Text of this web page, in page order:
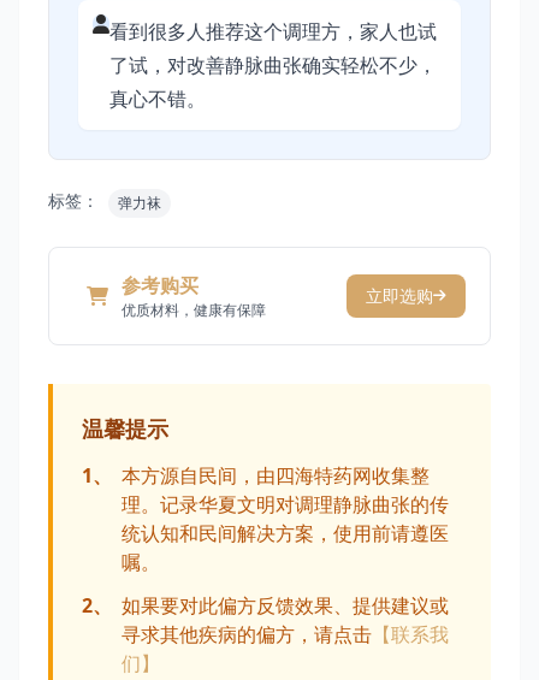
看到很多人推荐这个调理方，家人也试
了试，对改善静脉曲张确实轻松不少，
真心不错。
标签： 弹力袜
参考购买
优质材料，健康有保障
立即选购
温馨提示
1、
本方源自民间，由四海特药网收集整
理。记录华夏文明对调理静脉曲张的传
统认知和民间解决方案，使用前请遵医
嘱。
2、
如果要对此偏方反馈效果、提供建议或
寻求其他疾病的偏方，请点击 【联系我
们】